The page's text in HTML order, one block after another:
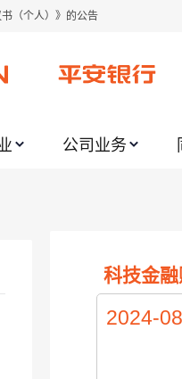
（个人）》的公告
险提示的通知
提示
数字信用卡的公告
公司业务
科技金
2024-